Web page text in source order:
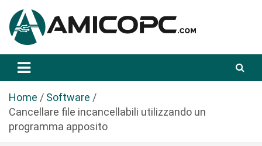
a
Amicopc.com
Home
Software
Cancellare file incancellabili utilizzando un
programma apposito